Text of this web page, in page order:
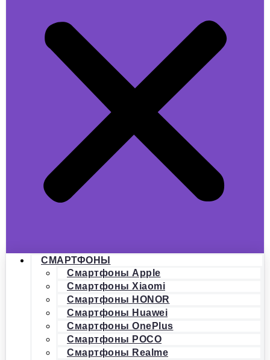
СМАРТФОНЫ
Смартфоны Apple
Смартфоны Xiaomi
Смартфоны HONOR
Смартфоны Huawei
Смартфоны OnePlus
Смартфоны POCO
Смартфоны Realme